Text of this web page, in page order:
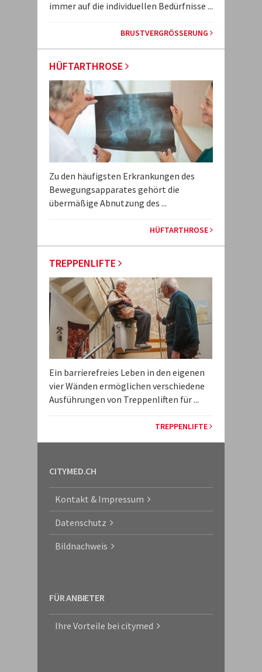
immer auf die individuellen Bedürfnisse ...
BRUSTVERGRÖSSERUNG
HÜFTARTHROSE
Zu den häufigsten Erkrankungen des
Bewegungsapparates gehört die
übermäßige Abnutzung des ...
HÜFTARTHROSE
TREPPENLIFTE
Ein barrierefreies Leben in den eigenen
vier Wänden ermöglichen verschiedene
Ausführungen von Treppenliften für ...
TREPPENLIFTE
CITYMED.CH
Kontakt & Impressum
Datenschutz
Bildnachweis
FÜR ANBIETER
Ihre Vorteile bei citymed